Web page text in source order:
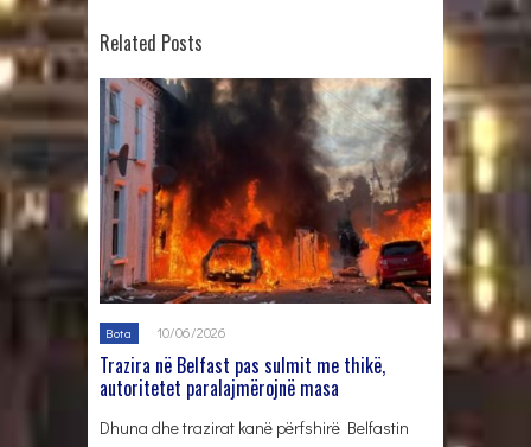
Related Posts
Bota 10/06/2026
Trazira në Belfast pas sulmit me thikë,
autoritetet paralajmërojnë masa
Dhuna dhe trazirat kanë përfshirë Belfastin